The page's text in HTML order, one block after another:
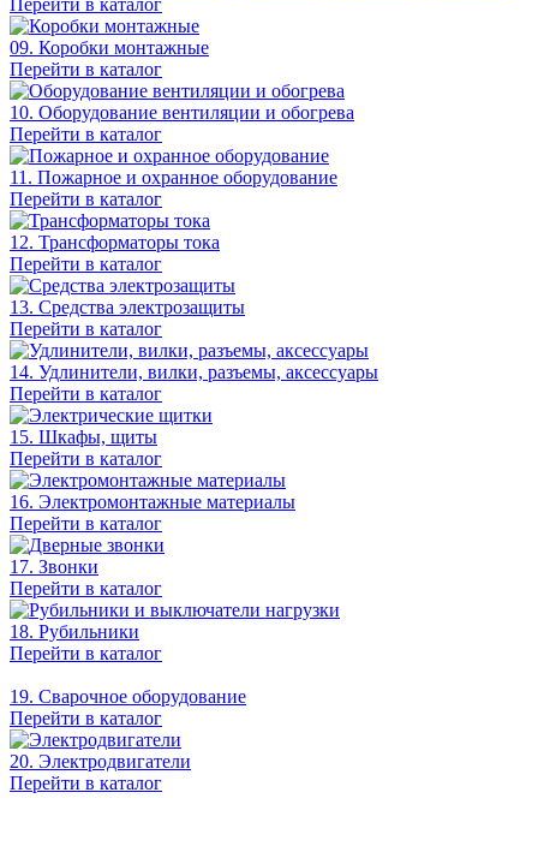
Перейти в каталог
09. Коробки монтажные
Перейти в каталог
10. Оборудование вентиляции и обогрева
Перейти в каталог
11. Пожарное и охранное оборудование
Перейти в каталог
12. Трансформаторы тока
Перейти в каталог
13. Средства электрозащиты
Перейти в каталог
14. Удлинители, вилки, разъемы, аксессуары
Перейти в каталог
15. Шкафы, щиты
Перейти в каталог
16. Электромонтажные материалы
Перейти в каталог
17. Звонки
Перейти в каталог
18. Рубильники
Перейти в каталог
19. Сварочное оборудование
Перейти в каталог
20. Электродвигатели
Перейти в каталог